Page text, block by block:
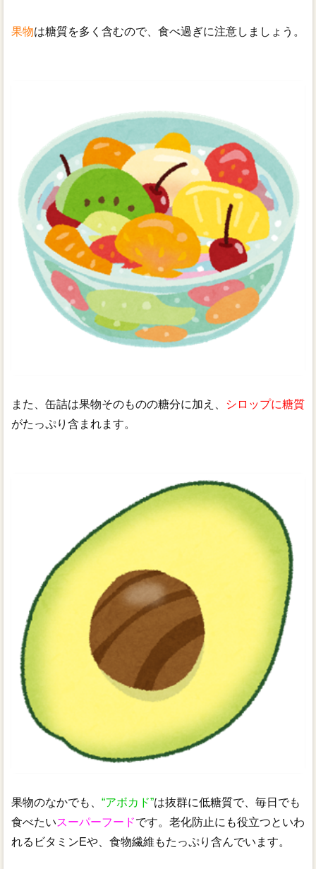
果物は糖質を多く含むので、食べ過ぎに注意しましょう。
また、缶詰は果物そのものの糖分に加え、
シロップに糖質
がたっぷり含まれます。
果物のなかでも、 “アボカド”は抜群に低糖質で、毎日でも
食べたいスーパーフードです。老化防止にも役立つといわ
れるビタミンEや、食物繊維もたっぷり含んでいます。